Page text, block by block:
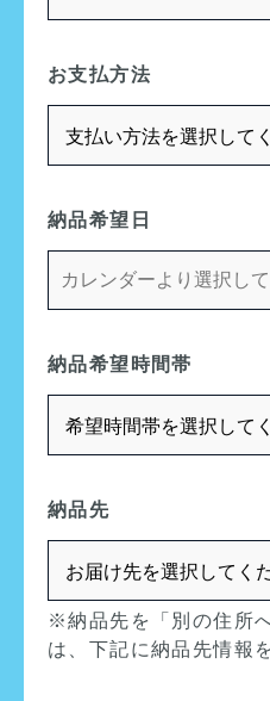
お支払方法
納品希望日
納品希望時間帯
納品先
※納品先を「別の住所
は、下記に納品先情報